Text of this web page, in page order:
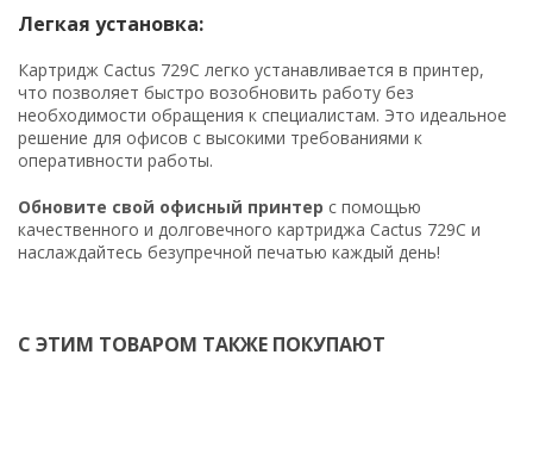
Легкая установка:
Картридж Cactus 729C легко устанавливается в принтер,
что позволяет быстро возобновить работу без
необходимости обращения к специалистам. Это идеальное
решение для офисов с высокими требованиями к
оперативности работы.
Обновите свой офисный принтер с помощью
качественного и долговечного картриджа Cactus 729C и
наслаждайтесь безупречной печатью каждый день!
С ЭТИМ ТОВАРОМ ТАКЖЕ ПОКУПАЮТ